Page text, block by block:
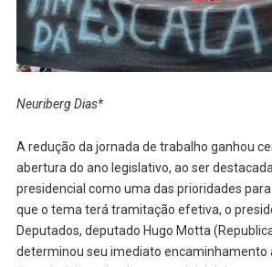
Neuriberg Dias*
A redução da jornada de trabalho ganhou
abertura do ano legislativo, ao ser
presidencial como uma das prioridades
que o tema terá tramitação efetiva, o
Deputados, deputado Hugo Motta
determinou seu imediato encaminhamento